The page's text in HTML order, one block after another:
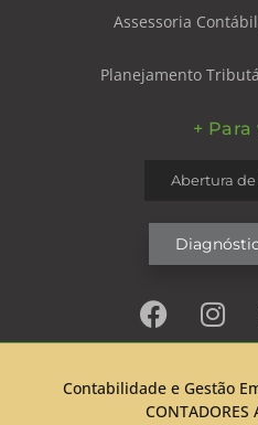
Assessoria
Planejamento
+ Para
Abertura
Contabilidade e Gestão
CONTADORES